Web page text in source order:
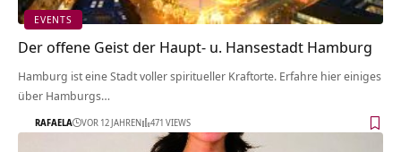
EVENTS
Der offene Geist der Haupt- u. Hansestadt Hamburg
Hamburg ist eine Stadt voller spiritueller Kraftorte. Erfahre hier einiges
über Hamburgs…
RAFAELA VOR 12 JAHREN 471 VIEWS